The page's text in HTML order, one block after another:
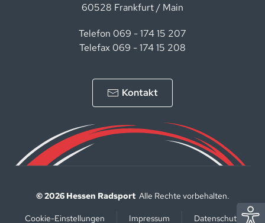
60528 Frankfurt / Main
Telefon 069 - 174 15 207
Telefax 069 - 174 15 208
Kontakt
©2026 Hessen RadsportAlle Rechte vorbehalten.
Cookie-Einstellungen Impressum Datenschutz